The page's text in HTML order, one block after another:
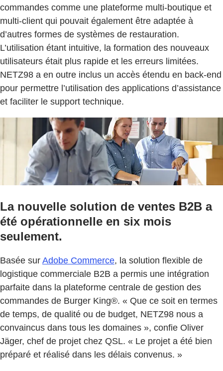
commandes comme une plateforme multi-boutique et
multi-client qui pouvait également être adaptée à
d’autres formes de systèmes de restauration.
L’utilisation étant intuitive, la formation des nouveaux
utilisateurs était plus rapide et les erreurs limitées.
NETZ98 a en outre inclus un accès étendu en back-end
pour permettre l’utilisation des applications d’assistance
et faciliter le support technique.
La nouvelle solution de ventes B2B a
été opérationnelle en six mois
seulement.
Basée sur Adobe Commerce, la solution flexible de
logistique commerciale B2B a permis une intégration
parfaite dans la plateforme centrale de gestion des
commandes de Burger King®. « Que ce soit en termes
de temps, de qualité ou de budget, NETZ98 nous a
convaincus dans tous les domaines », confie Oliver
Jäger, chef de projet chez QSL. « Le projet a été bien
préparé et réalisé dans les délais convenus. »